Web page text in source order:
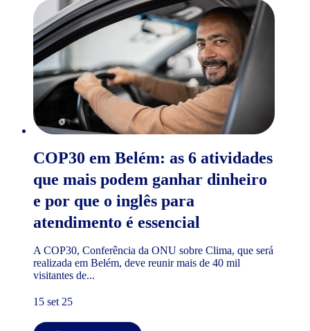
COP30 em Belém: as 6 atividades
que mais podem ganhar dinheiro
e por que o inglês para
atendimento é essencial
A COP30, Conferência da ONU sobre Clima, que será
realizada em Belém, deve reunir mais de 40 mil
visitantes de...
15 set 25